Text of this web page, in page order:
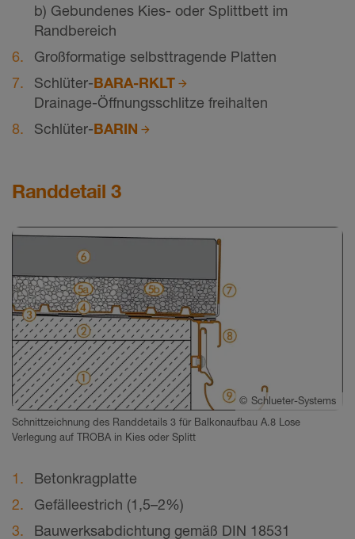
b) Gebundenes Kies- oder Splittbett im
Randbereich
Großformatige selbsttragende Platten
Schlüter-BARA-RKLT
Drainage-Öffnungsschlitze freihalten
Schlüter-BARIN
Randdetail 3
© Schlueter-Systems
Schnittzeichnung des Randdetails 3 für Balkonaufbau A.8 Lose
Verlegung auf TROBA in Kies oder Splitt
Betonkragplatte
Gefälleestrich (1,5–2%)
Bauwerksabdichtung gemäß DIN 18531